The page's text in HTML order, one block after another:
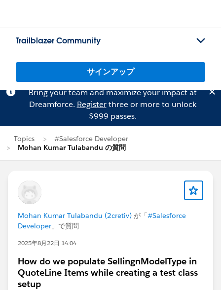
Trailblazer Community
サインアップ
Bring your team and maximize your impact at
Dreamforce. Registerthree or more to unlock
$999 passes.
Topics
#Salesforce Developer
Mohan Kumar Tulabandu の質問
Mohan Kumar Tulabandu (2cretiv) が「#Salesforce
Developer 」で質問
2025年8月22日 14:04
How do we populate SellingnModelType in
QuoteLine Items while creating a test class
setup